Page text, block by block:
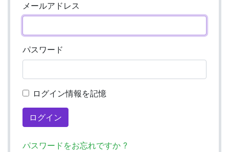
メールアドレス
パスワード
ログイン情報を記憶
パスワードをお忘れですか ?